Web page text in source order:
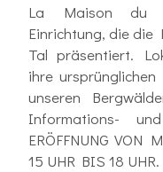
La Maison du
Einrichtung, die die
Tal präsentiert.
ihre
unseren
Informations-
ERÖFFNUNG VON
15 UHR BIS 18 UHR.